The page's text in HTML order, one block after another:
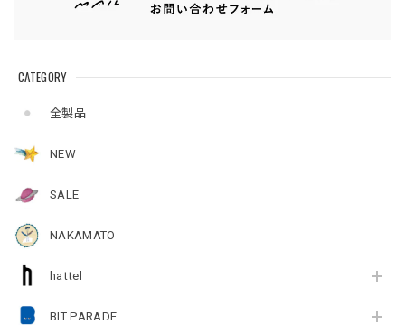
CATEGORY
全製品
NEW
SALE
NAKAMATO
hattel
BIT PARADE